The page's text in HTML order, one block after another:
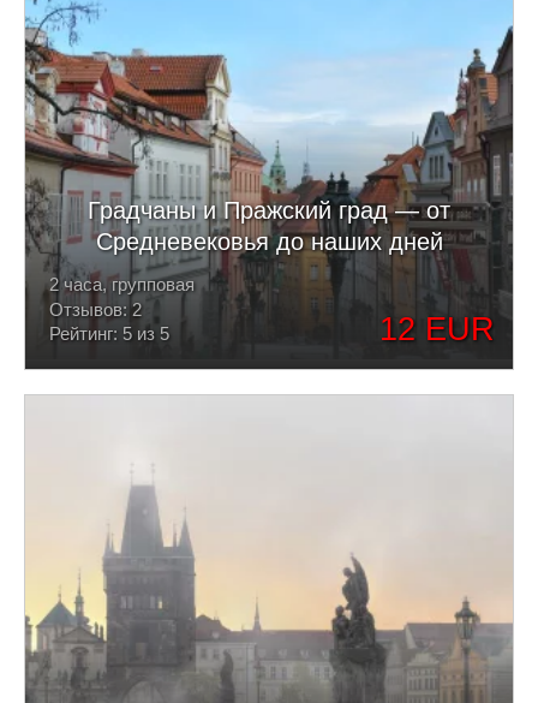
Градчаны и Пражский град — от
Средневековья до наших дней
12 EUR
2 часа, групповая
Отзывов: 2
Рейтинг: 5 из 5